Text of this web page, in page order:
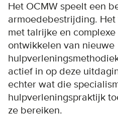
Het OCMW speelt een
armoedebestrijding.
met talrijke en
ontwikkelen van nieuwe
actief in op deze
echter wat die
hulpverleningspraktijk
ze bereiken.